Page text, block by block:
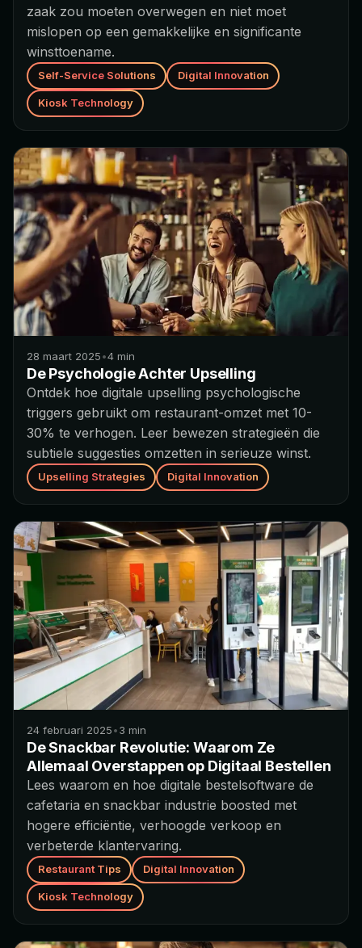
zaak zou moeten overwegen en niet moet
mislopen op een gemakkelijke en significante
winsttoename.
Self-Service Solutions Digital Innovation
Kiosk Technology
28 maart 2025•4 min
De Psychologie Achter Upselling
Ontdek hoe digitale upselling psychologische
triggers gebruikt om restaurant-omzet met 10-
30% te verhogen. Leer bewezen strategieën die
subtiele suggesties omzetten in serieuze winst.
Upselling Strategies Digital Innovation
24 februari 2025•3 min
De Snackbar Revolutie: Waarom Ze
Allemaal Overstappen op Digitaal Bestellen
Lees waarom en hoe digitale bestelsoftware de
cafetaria en snackbar industrie boosted met
hogere efficiëntie, verhoogde verkoop en
verbeterde klantervaring.
Restaurant Tips Digital Innovation
Kiosk Technology